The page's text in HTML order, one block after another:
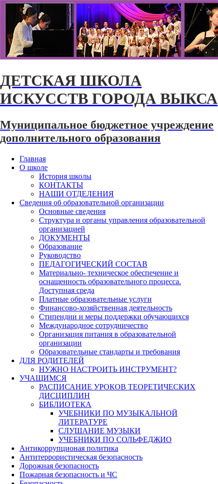
ДЕТСКАЯ ШКОЛА
ИСКУССТВ ГОРОДА ВЫКСА
Муниципальное бюджетное учреждение
дополнительного образования
Главная
О школе
История школы
КОНТАКТЫ
НАШИ ОТДЕЛЕНИЯ
Сведения об образовательной организации
Основные сведения
Структура и органы управления образовательной
организацией
ДОКУМЕНТЫ
Образование
Руководство
ПЕДАГОГИЧЕСКИЙ СОСТАВ
Материально- техническое обеспечение и
оснащенность образовательного процесса.
Доступная среда
Платные образовательные услуги
Финансово-хозяйственная деятельность
Стипендии и меры поддержки обучающихся
Международное сотрудничество
Организация питания в образовательной
организации
Образовательные стандарты и требования
ДЛЯ РОДИТЕЛЕЙ
НУЖНО НАСТРОИТЬ ИНСТРУМЕНТ?
УЧАЩИМСЯ
РАСПИСАНИЕ УРОКОВ ТЕОРЕТИЧЕСКИХ
ДИСЦИПЛИН
БИБЛИОТЕКА
УЧЕБНИКИ ПО МУЗЫКАЛЬНОЙ
ЛИТЕРАТУРЕ
СЛУШАНИЕ МУЗЫКИ
УЧЕБНИКИ ПО СОЛЬФЕДЖИО
Антикоррупционая политика
Антитеррористическая безопасность
Дорожная безопасность
Пожарная безопасность и ЧС